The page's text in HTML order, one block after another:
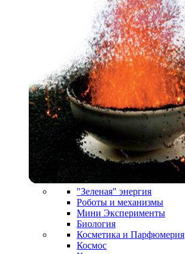
"Зеленая" энергия
Роботы и механизмы
Мини Эксперименты
Биология
Косметика и Парфюмерия
Космос